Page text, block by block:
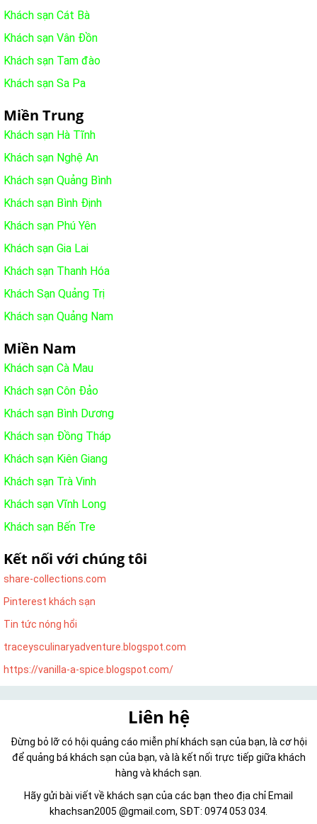
Khách sạn Cát Bà
Khách sạn Vân Đồn
Khách sạn Tam đào
Khách sạn Sa Pa
Miền Trung
Khách sạn Hà Tĩnh
Khách sạn Nghệ An
Khách sạn Quảng Bình
Khách sạn Bình Định
Khách sạn Phú Yên
Khách sạn Gia Lai
Khách sạn Thanh Hóa
Khách Sạn Quảng Trị
Khách sạn Quảng Nam
Miền Nam
Khách sạn Cà Mau
Khách sạn Côn Đảo
Khách sạn Bình Dương
Khách sạn Đồng Tháp
Khách sạn Kiên Giang
Khách sạn Trà Vinh
Khách sạn Vĩnh Long
Khách sạn Bến Tre
Kết nối với chúng tôi
share-collections.com
Pinterest khách sạn
Tin tức nóng hổi
traceysculinaryadventure.blogspot.com
https://vanilla-a-spice.blogspot.com/
Liên hệ
Đừng bỏ lỡ có hội quảng cáo miễn phí khách sạn của bạn, là cơ hội
để quảng bá khách sạn của bạn, và là kết nối trực tiếp giữa khách
hàng và khách sạn.
Hãy gửi bài viết về khách sạn của các bạn theo địa chỉ Email
khachsan2005 @gmail.com, SĐT: 0974 053 034.